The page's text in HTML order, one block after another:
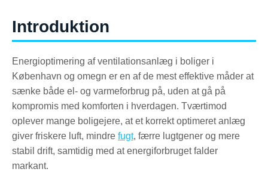
Introduktion
Energioptimering af ventilationsanlæg i boliger i
København og omegn er en af de mest effektive måder at
sænke både el- og varmeforbrug på, uden at gå på
kompromis med komforten i hverdagen. Tværtimod
oplever mange boligejere, at et korrekt optimeret anlæg
giver friskere luft, mindre fugt, færre lugtgener og mere
stabil drift, samtidig med at energiforbruget falder
markant.